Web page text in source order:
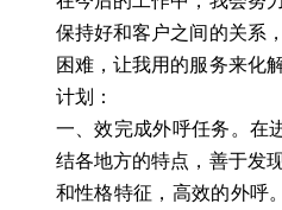
保持好和客户之间的关系
困难，让我用的服务来化
计划：
一、效完成外呼任务。在
结各地方的特点，善于发
和性格特征，高效的外呼